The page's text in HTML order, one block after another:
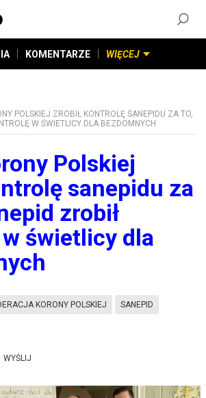
KOMENTARZE WIĘCEJ
POLSKIEJ ZROBIŁ KONTROLĘ SANEPIDU ZA TO,
W ŚWIETLICY DLA BEZDOMNYCH
Polskiej
sanepidu za
zrobił
świetlicy dla
KORONY POLSKIEJ SANEPID
WYŚLIJ